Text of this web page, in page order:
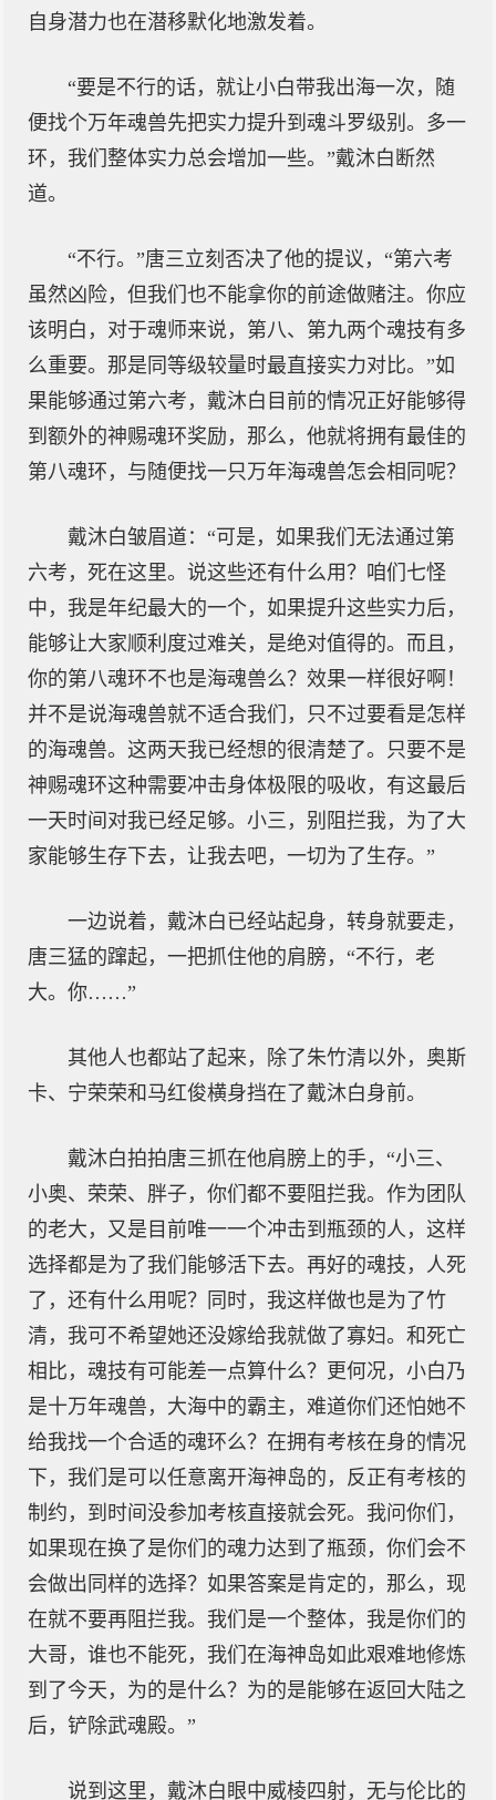
自身潜力也在潜移默化地激发着。
“要是不行的话，就让小白带我出海一次，随
便找个万年魂兽先把实力提升到魂斗罗级别。多一
环，我们整体实力总会增加一些。”戴沐白断然
道。
“不行。”唐三立刻否决了他的提议，“第六考
虽然凶险，但我们也不能拿你的前途做赌注。你应
该明白，对于魂师来说，第八、第九两个魂技有多
么重要。那是同等级较量时最直接实力对比。”如
果能够通过第六考，戴沐白目前的情况正好能够得
到额外的神赐魂环奖励，那么，他就将拥有最佳的
第八魂环，与随便找一只万年海魂兽怎会相同呢？
戴沐白皱眉道：“可是，如果我们无法通过第
六考，死在这里。说这些还有什么用？咱们七怪
中，我是年纪最大的一个，如果提升这些实力后，
能够让大家顺利度过难关，是绝对值得的。而且，
你的第八魂环不也是海魂兽么？效果一样很好啊！
并不是说海魂兽就不适合我们，只不过要看是怎样
的海魂兽。这两天我已经想的很清楚了。只要不是
神赐魂环这种需要冲击身体极限的吸收，有这最后
一天时间对我已经足够。小三，别阻拦我，为了大
家能够生存下去，让我去吧，一切为了生存。”
一边说着，戴沐白已经站起身，转身就要走，
唐三猛的蹿起，一把抓住他的肩膀，“不行，老
大。你……”
其他人也都站了起来，除了朱竹清以外，奥斯
卡、宁荣荣和马红俊横身挡在了戴沐白身前。
戴沐白拍拍唐三抓在他肩膀上的手，“小三、
小奥、荣荣、胖子，你们都不要阻拦我。作为团队
的老大，又是目前唯一一个冲击到瓶颈的人，这样
选择都是为了我们能够活下去。再好的魂技，人死
了，还有什么用呢？同时，我这样做也是为了竹
清，我可不希望她还没嫁给我就做了寡妇。和死亡
相比，魂技有可能差一点算什么？更何况，小白乃
是十万年魂兽，大海中的霸主，难道你们还怕她不
给我找一个合适的魂环么？在拥有考核在身的情况
下，我们是可以任意离开海神岛的，反正有考核的
制约，到时间没参加考核直接就会死。我问你们，
如果现在换了是你们的魂力达到了瓶颈，你们会不
会做出同样的选择？如果答案是肯定的，那么，现
在就不要再阻拦我。我们是一个整体，我是你们的
大哥，谁也不能死，我们在海神岛如此艰难地修炼
到了今天，为的是什么？为的是能够在返回大陆之
后，铲除武魂殿。”
说到这里，戴沐白眼中威棱四射，无与伦比的